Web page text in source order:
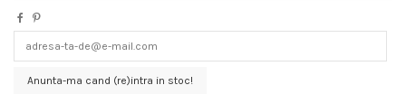
Anunta-ma cand (re)intra in stoc!